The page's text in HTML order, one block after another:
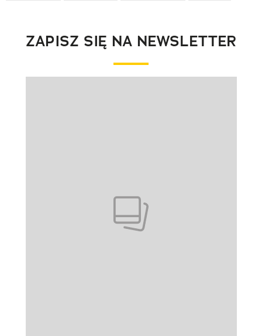
ZAPISZ SIĘ NA NEWSLETTER